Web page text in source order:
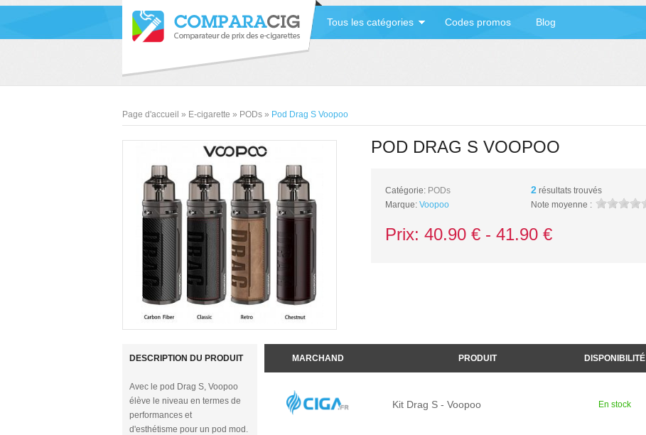
Tous les catégories Codes promos Blog
Page d'accueil » E-cigarette » PODs » Pod Drag S Voopoo
POD DRAG S VOOPOO
Catégorie: PODs
Marque: Voopoo
2 résultats trouvés
Note moyenne :
Prix: 40.90 € - 41.90 €
MARCHAND PRODUIT DISPONIBILITÉ
Kit Drag S - Voopoo En stock
DESCRIPTION DU PRODUIT
Avec le pod Drag S, Voopoo
élève le niveau en termes de
performances et
d'esthétisme pour un pod mod.